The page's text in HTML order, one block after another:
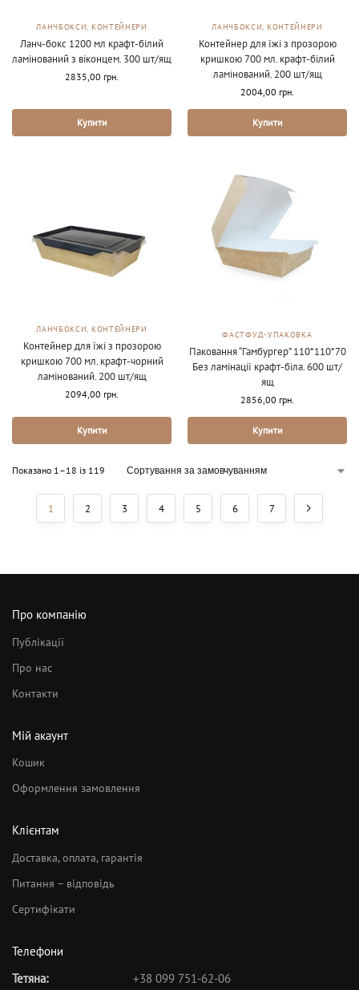
ЛАНЧБОКСИ, КОНТЕЙНЕРИ
Ланч-бокс 1200 мл крафт-білий
ламінований з віконцем. 300 шт/ящ
2835,00 грн.
Купити
ЛАНЧБОКСИ, КОНТЕЙНЕРИ
Контейнер для їжі з прозорою
кришкою 700 мл. крафт-білий
ламінований. 200 шт/ящ
2004,00 грн.
Купити
ЛАНЧБОКСИ, КОНТЕЙНЕРИ
Контейнер для їжі з прозорою
кришкою 700 мл. крафт-чорний
ламінований. 200 шт/ящ
2094,00 грн.
Купити
ФАСТФУД-УПАКОВКА
Паковання “Гамбургер” 110*110*70
Без ламінації крафт-біла. 600 шт/
ящ
2856,00 грн.
Купити
Показано 1–18 із 119
1 2 3 4 5 6 7
Про компанію
Публікації
Про нас
Контакти
Мій акаунт
Кошик
Оформлення замовлення
Клієнтам
Доставка, оплата, гарантія
Питання – відповідь
Сертифікати
Телефони
Тетяна:
+38 099 751-62-06